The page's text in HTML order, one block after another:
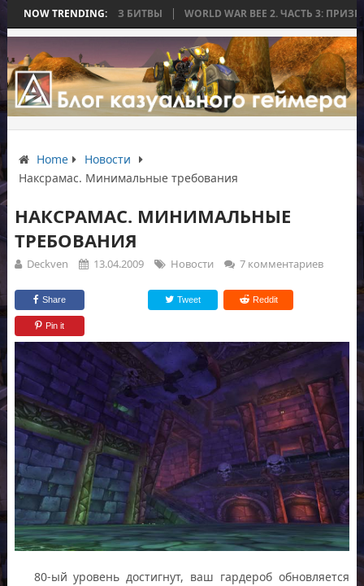
NOW TRENDING:
ЗАКОНЧИЛАСЬ БЕЗ БИТВЫ WORLD WAR BEE 2. ЧАСТЬ 3:
Home
Новости
Наксрамас. Минимальные требования
НАКСРАМАС. МИНИМАЛЬНЫЕ
ТРЕБОВАНИЯ
Deckven 13.04.2009 Новости 7 комментариев
Share Tweet Reddit
Pin it
80-ый уровень достигнут, ваш гардероб обновляется